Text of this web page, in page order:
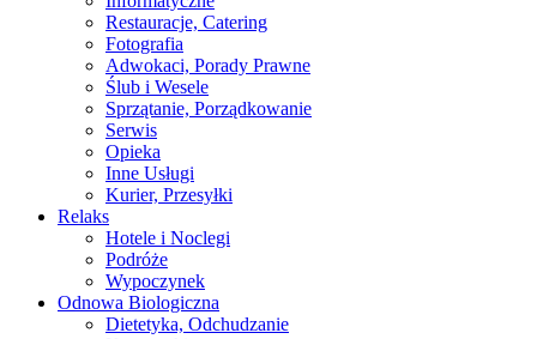
Restauracje, Catering
Fotografia
Adwokaci, Porady Prawne
Ślub i Wesele
Sprzątanie, Porządkowanie
Serwis
Opieka
Inne Usługi
Kurier, Przesyłki
Relaks
Hotele i Noclegi
Podróże
Wypoczynek
Odnowa Biologiczna
Dietetyka, Odchudzanie